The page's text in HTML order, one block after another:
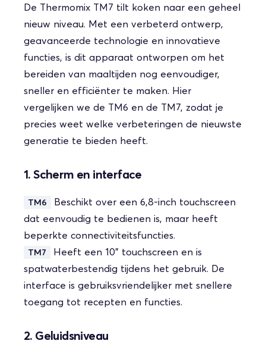
De Thermomix TM7 tilt koken naar een geheel
nieuw niveau. Met een verbeterd ontwerp,
geavanceerde technologie en innovatieve
functies, is dit apparaat ontworpen om het
bereiden van maaltijden nog eenvoudiger,
sneller en efficiënter te maken. Hier
vergelijken we de TM6 en de TM7, zodat je
precies weet welke verbeteringen de nieuwste
generatie te bieden heeft.
1. Scherm en interface
TM6
Beschikt over een 6,8-inch touchscreen
dat eenvoudig te bedienen is, maar heeft
beperkte connectiviteitsfuncties.
TM7
Heeft een 10” touchscreen en is
spatwaterbestendig tijdens het gebruik. De
interface is gebruiksvriendelijker met snellere
toegang tot recepten en functies.
2. Geluidsniveau